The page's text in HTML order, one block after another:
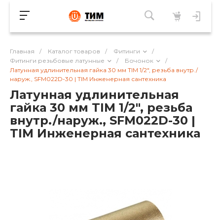
Главная / Каталог товаров / Фитинги
/
Фитинги резьбовые латунные
/ Бочонок
/
Латунная удлинительная гайка 30 мм TIM 1/2", резьба внутр./
наруж., SFM022D-30 | TIM Инженерная сантехника
Латунная удлинительная
гайка 30 мм TIM 1/2", резьба
внутр./наруж., SFM022D-30 |
TIM Инженерная сантехника